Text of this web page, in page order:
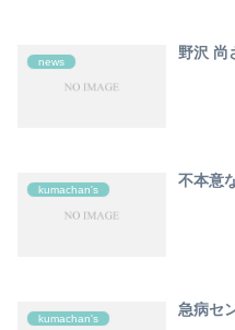
news
野沢
kumachan's
不本意
kumachan's
急病セ